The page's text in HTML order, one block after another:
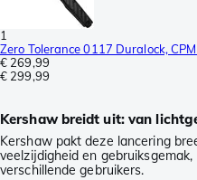
1
Zero Tolerance 0117 Duralock,
€ 269,99
€ 299,99
Kershaw breidt uit: van
Kershaw pakt deze lancering
veelzijdigheid en
verschillende gebruikers.